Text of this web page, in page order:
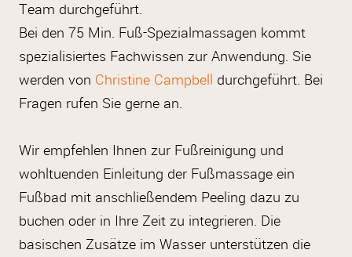
Team durchgeführt.
Bei den 75 Min. Fuß-Spezialmassagen kommt
spezialisiertes Fachwissen zur Anwendung. Sie
werden von Christine Campbell durchgeführt. Bei
Fragen rufen Sie gerne an.
Wir empfehlen Ihnen zur Fußreinigung und
wohltuenden Einleitung der Fußmassage ein
Fußbad mit anschließendem Peeling dazu zu
buchen oder in Ihre Zeit zu integrieren. Die
basischen Zusätze im Wasser unterstützen die